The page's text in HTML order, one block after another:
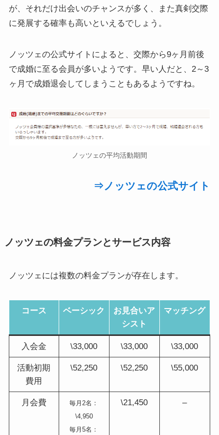
が、それだけ出会いのチャンスが多く、また真剣交際
に発展する確率も高いといえるでしょう。
ノッツェの公式サイトによると、交際から9ヶ月前後
で成婚に至る会員が多いようです。早い人だと、2～3
ヶ月で成婚退会してしまうこともあるようですね。
ノッツェの平均活動期間
⇒ノッツェの公式サイト
ノッツェの料金プランとサービス内容
ノッツェには複数の料金プランが存在します。
コース ベーシック
お見合いア
シスト
マッチング
入会金 \33,000 \33,000 \33,000
活動初期
費用
\52,250 \52,250 \55,000
月会費
毎月2名：
\4,950
毎月5名：
\21,450 –